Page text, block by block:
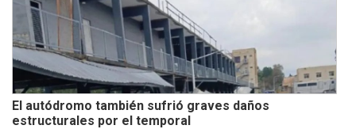
El autódromo también sufrió graves daños
estructurales por el temporal